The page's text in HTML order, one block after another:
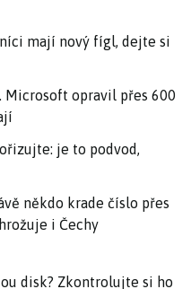
mají nový fígl, dejte si
opravil přes 600
je to podvod,
někdo krade číslo přes
i Čechy
disk? Zkontrolujte si ho